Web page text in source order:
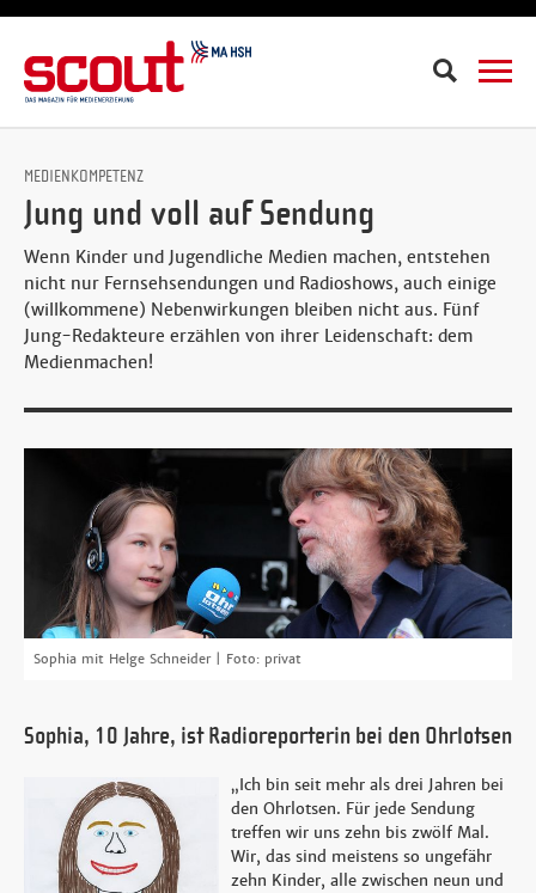
Suche
MEDIENKOMPETENZ
Jung und voll auf Sendung
Wenn Kinder und Jugendliche Medien machen, entstehen
nicht nur Fernsehsendungen und Radioshows, auch einige
(willkommene) Nebenwirkungen bleiben nicht aus. Fünf
Jung-Redakteure erzählen von ihrer Leidenschaft: dem
Medienmachen!
Sophia mit Helge Schneider | Foto: privat
Sophia, 10 Jahre, ist Radioreporterin bei den Ohrlotsen
„Ich bin seit mehr als drei Jahren bei
den Ohrlotsen. Für jede Sendung
treffen wir uns zehn bis zwölf Mal.
Wir, das sind meistens so ungefähr
zehn Kinder, alle zwischen neun und